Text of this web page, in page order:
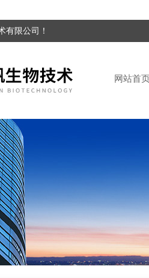
有限公司！
网站首